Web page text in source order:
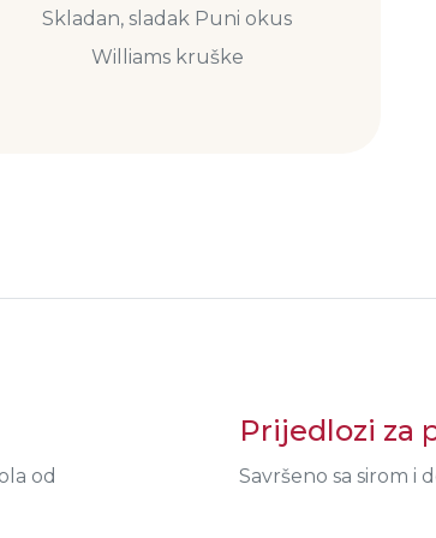
Skladan, sladak Puni okus
Williams kruške
od
Prijedlozi za
Savršeno sa sirom i